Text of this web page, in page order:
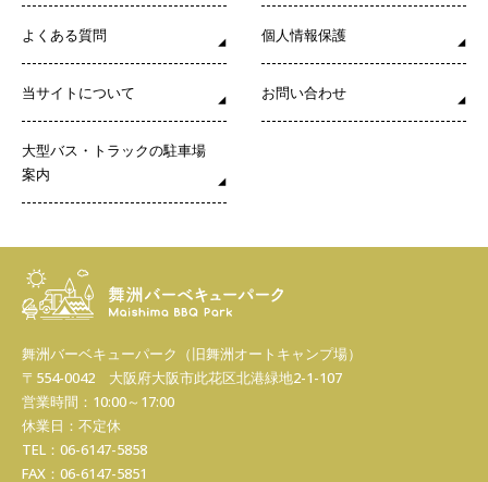
よくある質問 個人情報保護
当サイトについて お問い合わせ
大型バス・トラックの駐車場
案内
舞洲バーベキューパーク （旧舞洲オートキャンプ場）
〒554-0042 大阪府大阪市此花区北港緑地2-1-107
営業時間：10:00～17:00
休業日：不定休
TEL：06-6147-5858
FAX：06-6147-5851